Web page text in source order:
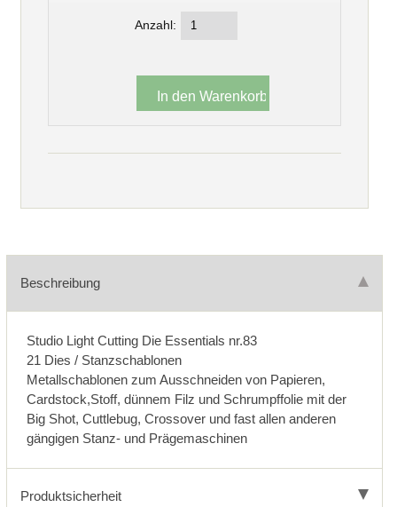
Anzahl:
Beschreibung
Studio Light Cutting Die Essentials nr.83
21 Dies / Stanzschablonen
Metallschablonen zum Ausschneiden von Papieren,
Cardstock,Stoff, dünnem Filz und Schrumpffolie mit der
Big Shot, Cuttlebug, Crossover und fast allen anderen
gängigen Stanz- und Prägemaschinen
Produktsicherheit